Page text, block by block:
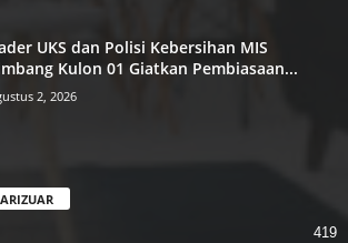
UKS dan Polisi Kebersihan MIS
Kulon 01 Giatkan Pembiasaan...
2, 2026
419